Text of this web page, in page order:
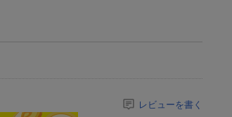
レビューを書く